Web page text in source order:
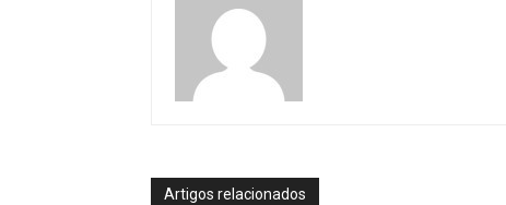
Artigos relacionados